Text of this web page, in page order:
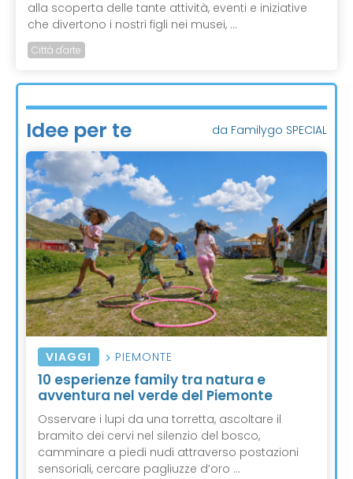
alla scoperta delle tante attività, eventi e iniziative
che divertono i nostri figli nei musei, ...
Città d'arte
Idee per te da Familygo SPECIAL
VIAGGI PIEMONTE
10 esperienze family tra natura e
avventura nel verde del Piemonte
Osservare i lupi da una torretta, ascoltare il
bramito dei cervi nel silenzio del bosco,
camminare a piedi nudi attraverso postazioni
sensoriali, cercare pagliuzze d’oro ...